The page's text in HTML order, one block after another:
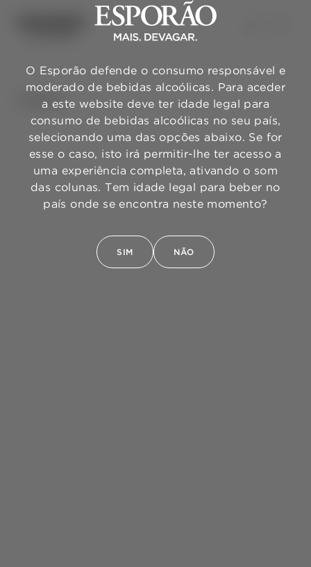
VOLTAR
O Esporão defende o consumo responsável e
moderado de bebidas alcoólicas. Para aceder
a este website deve ter idade legal para
consumo de bebidas alcoólicas no seu país,
selecionando uma das opções abaixo. Se for
esse o caso, isto irá permitir-lhe ter acesso a
uma experiência completa, ativando o som
das colunas. Tem idade legal para beber no
país onde se encontra neste momento?
SIM NÃO